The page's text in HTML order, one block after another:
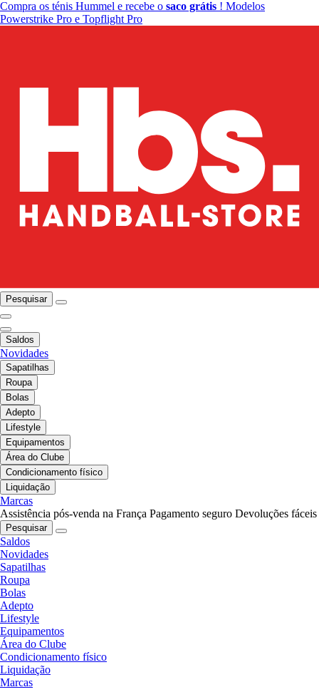
Compra os ténis Hummel e recebe o saco grátis ! Modelos
Powerstrike Pro e Topflight Pro
Pesquisar
Saldos
Novidades
Sapatilhas
Roupa
Bolas
Adepto
Lifestyle
Equipamentos
Área do Clube
Condicionamento físico
Liquidação
Marcas
Assistência pós-venda na França Pagamento seguro Devoluções fáceis
Pesquisar
Saldos
Novidades
Sapatilhas
Roupa
Bolas
Adepto
Lifestyle
Equipamentos
Área do Clube
Condicionamento físico
Liquidação
Marcas